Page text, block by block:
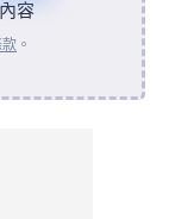
容
。